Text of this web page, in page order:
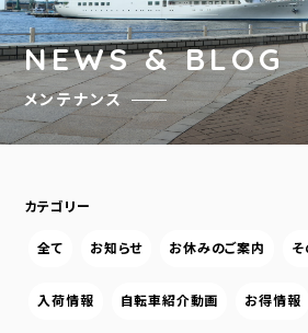
NEWS & BLOG
メンテナンス
カテゴリー
全て お知らせ お休みのご案内
入荷情報 自転車紹介動画 お得情報